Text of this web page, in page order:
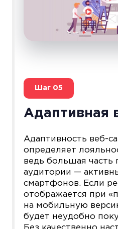
Шаг 05
Адаптивная
Адаптивность веб-
определяет
ведь большая часть
аудитории —
смартфонов. Если
отображается при
на мобильную
будет неудобно